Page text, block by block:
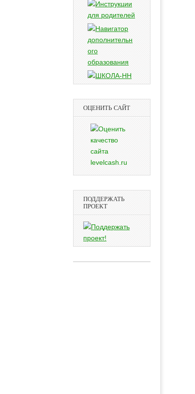
ОЦЕНИТЬ САЙТ
ПОДДЕРЖАТЬ
ПРОЕКТ